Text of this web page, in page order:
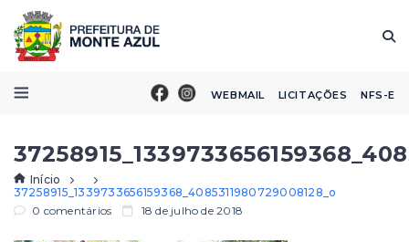
WEBMAIL LICITAÇÕES NFS-E
Início
37258915_1339733656159368_4085311980729008128_o
0 comentários
18 de julho de 2018